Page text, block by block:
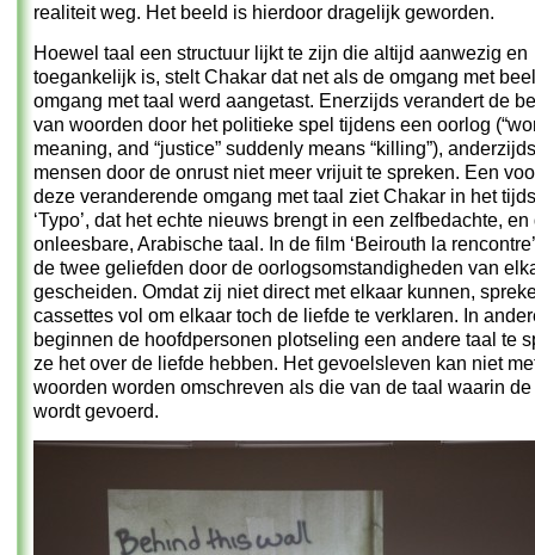
realiteit weg. Het beeld is hierdoor dragelijk geworden.
Hoewel taal een structuur lijkt te zijn die altijd aanwezig en
toegankelijk is, stelt Chakar dat net als de omgang met
omgang met taal werd aangetast. Enerzijds verandert de
van woorden door het politieke spel tijdens een oorlog
meaning, and “justice” suddenly means “killing”),
mensen door de onrust niet meer vrijuit te spreken. Een
deze veranderende omgang met taal ziet Chakar in het
‘Typo’, dat het echte nieuws brengt in een zelfbedachte, en
onleesbare, Arabische taal. In de film ‘Beirouth la
de twee geliefden door de oorlogsomstandigheden van
gescheiden. Omdat zij niet direct met elkaar kunnen,
cassettes vol om elkaar toch de liefde te verklaren. In
beginnen de hoofdpersonen plotseling een andere taal te
ze het over de liefde hebben. Het gevoelsleven kan niet
woorden worden omschreven als die van de taal waarin
wordt gevoerd.